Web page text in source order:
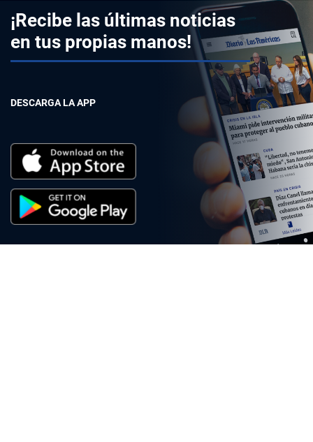
¡Recibe las últimas noticias
en tus propias manos!
DESCARGA LA APP